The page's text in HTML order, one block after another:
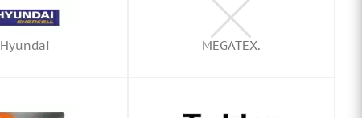
Hyundai MEGATEX.